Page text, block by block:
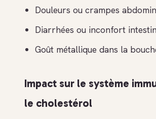
Douleurs ou crampes
Diarrhées ou inconfort
Goût métallique dans la
Impact sur le système
le cholestérol